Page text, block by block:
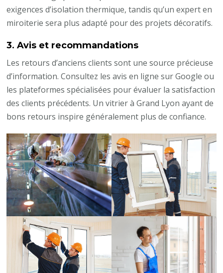
exigences d’isolation thermique, tandis qu’un expert en
miroiterie sera plus adapté pour des projets décoratifs.
3.Avis et recommandations
Les retours d’anciens clients sont une source précieuse
d’information. Consultez les avis en ligne sur Google ou
les plateformes spécialisées pour évaluer la satisfaction
des clients précédents. Un vitrier à Grand Lyon ayant de
bons retours inspire généralement plus de confiance.